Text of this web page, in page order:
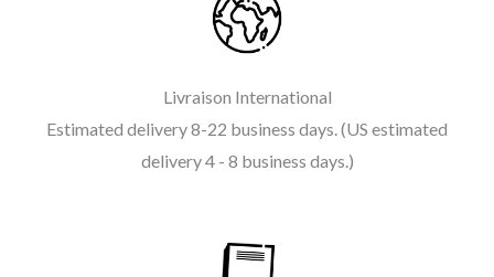
Livraison International
Estimated delivery 8-22 business days. (US estimated
delivery 4 - 8 business days.)